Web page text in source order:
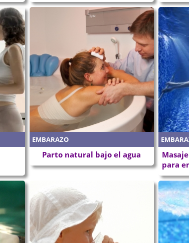
EMBARAZO
Parto natural bajo el agua
para